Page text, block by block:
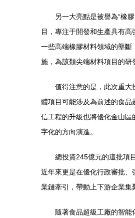
另一大亮點是被譽為“橡
目，專注于開發和生產具有
一些高端橡膠材料領域的壟
施，為該類尖端材料項目的研
值得注意的是，此次重
體項目可能涉及為前述的食
信工程的升級也將優化金山
字化的方向演進。
總投資245億元的這批項
近年來更是在優化行政審批
業鏈牽引，帶動上下游企業集
隨著食品超級工廠的智能